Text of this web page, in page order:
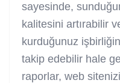
sayesinde,
kalitesini artırabilir
kurduğunuz
takip edebilir hale
raporlar, web